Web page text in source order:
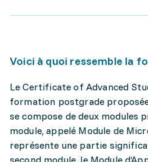
Voici à quoi ressemble la
Le Certificate of Advanced
formation postgrade
se compose de deux modules
module, appelé Module de
représente une partie
second module, le Module